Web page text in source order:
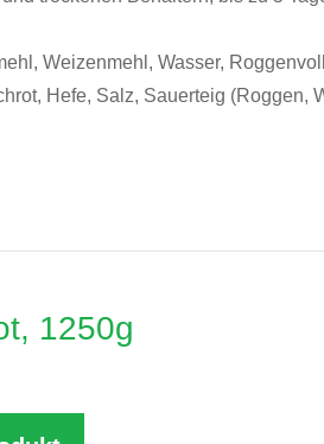
Weizenmehl, Wasser,
Hefe, Salz, Sauerteig (Roggen,
1250g